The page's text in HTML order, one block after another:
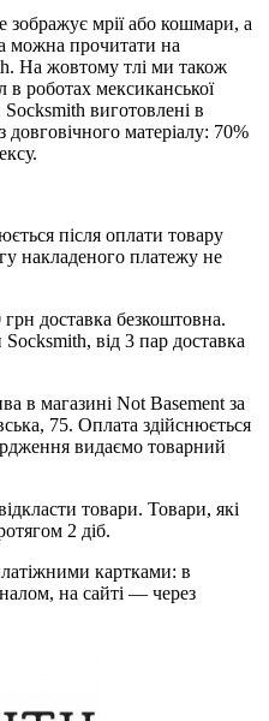
зображує мрії або кошмари, а
можна прочитати на
На жовтому тлі ми також
роботах мексиканської
виготовлені в
довговічного матеріалу: 70%
після оплати товару
накладеного платежу не
доставка безкоштовна.
від 3 пар доставка
в магазині Not Basement за
75. Оплата здійснюється
видаємо товарний
товари. Товари, які
2 діб.
картками: в
на сайті — через